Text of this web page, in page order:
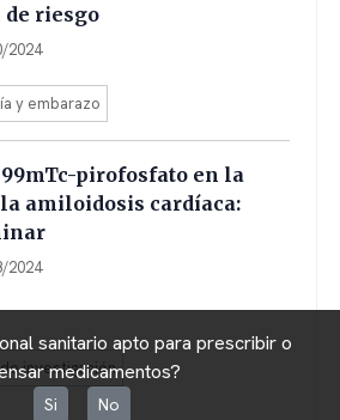
riesgo
2024
y embarazo
99mTc-pirofosfato en la
amiloidosis cardíaca:
2024
investigación
sanitario apto para prescribir o
medicamentos?
Si No